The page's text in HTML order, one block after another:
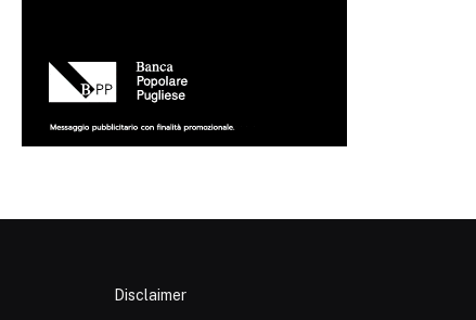
Disclaimer